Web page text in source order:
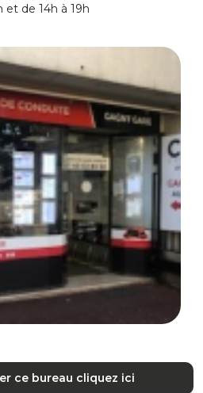
et de 14h à 19h
ce bureau cliquez ici